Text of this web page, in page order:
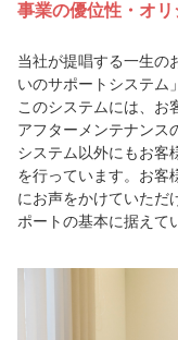
事業の優位性・オリ
当社が提唱する一生の
いのサポートシステム
このシステムには、お
アフターメンテナンス
システム以外にもお客
を行っています。お客
にお声をかけていただ
ポートの基本に据えて